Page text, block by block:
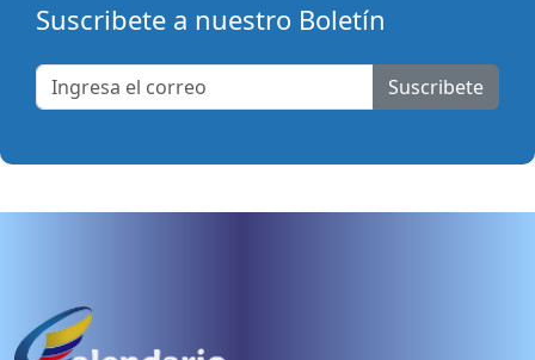
Suscribete a nuestro Boletín
Suscribete